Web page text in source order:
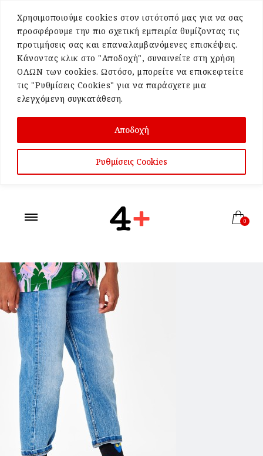
Χρησιμοποιούμε cookies στον ιστότοπό μας για να σας
προσφέρουμε την πιο σχετική εμπειρία θυμίζοντας τις
προτιμήσεις σας και επαναλαμβανόμενες επισκέψεις.
Κάνοντας κλικ στο "Αποδοχή", συναινείτε στη χρήση
ΟΛΩΝ των cookies. Ωστόσο, μπορείτε να επισκεφτείτε
τις "Ρυθμίσεις Cookies" για να παράσχετε μια
ελεγχόμενη συγκατάθεση.
Ρυθμίσεις Cookies
Αποδοχή
0